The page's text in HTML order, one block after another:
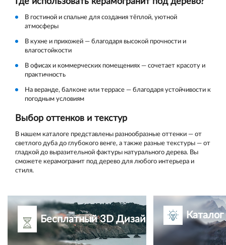
В гостиной и спальне для создания тёплой, уютной
атмосферы
В кухне и прихожей — благодаря высокой прочности и
влагостойкости
В офисах и коммерческих помещениях — сочетает красоту и
практичность
На веранде, балконе или террасе — благодаря устойчивости к
погодным условиям
Выбор оттенков и текстур
В нашем каталоге представлены разнообразные оттенки — от
светлого дуба до глубокого венге, а также разные текстуры — от
гладкой до выразительной фактуры натурального дерева. Вы
сможете керамогранит под дерево для любого интерьера и
стиля.
Бесплатный 3D Дизайн-проект